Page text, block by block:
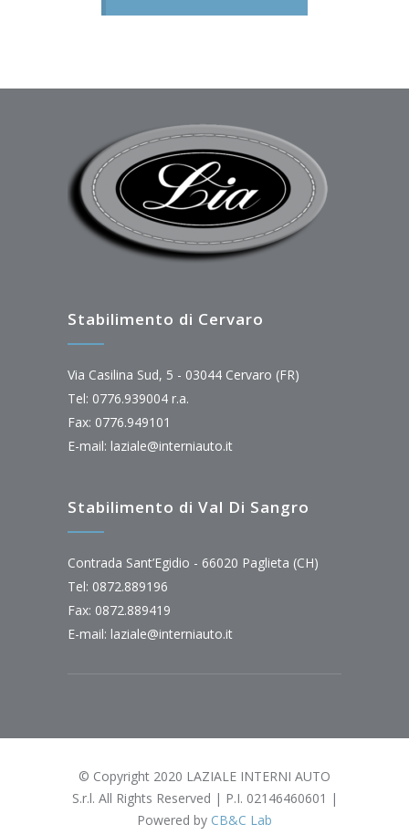
Stabilimento di Cervaro
Via Casilina Sud, 5 - 03044 Cervaro (FR)
Tel: 0776.939004 r.a.
Fax: 0776.949101
E-mail: laziale@interniauto.it
Stabilimento di Val Di Sangro
Contrada Sant’Egidio - 66020 Paglieta (CH)
Tel: 0872.889196
Fax: 0872.889419
E-mail: laziale@interniauto.it
© Copyright 2020 LAZIALE INTERNI AUTO
S.r.l. All Rights Reserved | P.I. 02146460601 |
Powered by CB&C Lab